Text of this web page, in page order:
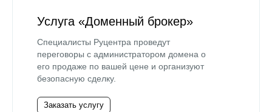
Услуга «Доменный брокер»
Специалисты Руцентра проведут
переговоры с администратором домена о
его продаже по вашей цене и организуют
безопасную сделку.
Заказать услугу